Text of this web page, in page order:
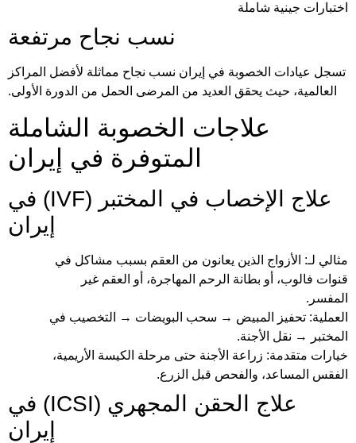
اختبارات جينية شاملة
نسب نجاح مرتفعة
تسجل عيادات الخصوبة في إيران نسب نجاح مماثلة لأفضل المراكز
العالمية، حيث يحقق العديد من المرضى الحمل من الدورة الأولى.
علاجات الخصوبة الشاملة
المتوفرة في إيران
علاج الإخصاب في المختبر (IVF) في
إيران
مثالي لـ: الأزواج الذين يعانون من العقم بسبب مشاكل في
قنوات فالوب، أو بطانة الرحم المهاجرة، أو العقم غير
المفسر.
العملية: تحفيز المبيض → سحب البويضات → التخصيب في
المختبر → نقل الأجنة.
خيارات متقدمة: زراعة الأجنة حتى مرحلة الكيسة الأريمية،
الفقس المساعد، والفحص قبل الزرع.
علاج الحقن المجهري (ICSI) في
إيران